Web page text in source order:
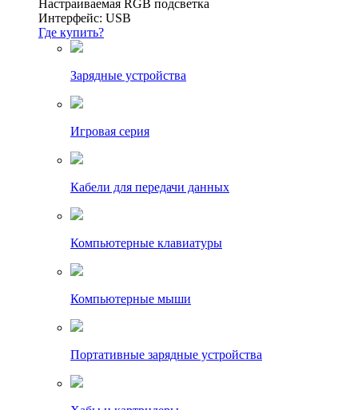
Настраиваемая RGB подсветка
Интерфейс: USB
Где купить?
Зарядные устройства
Игровая серия
Кабели для передачи данных
Компьютерные клавиатуры
Компьютерные мыши
Портативные зарядные устройства